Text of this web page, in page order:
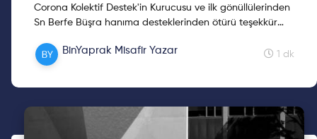
Corona Kolektif Destek'in Kurucusu ve ilk gönüllülerinden
Sn Berfe Büşra hanıma desteklerinden ötürü teşekkür
BinYaprak Misafir Yazar 1 dk